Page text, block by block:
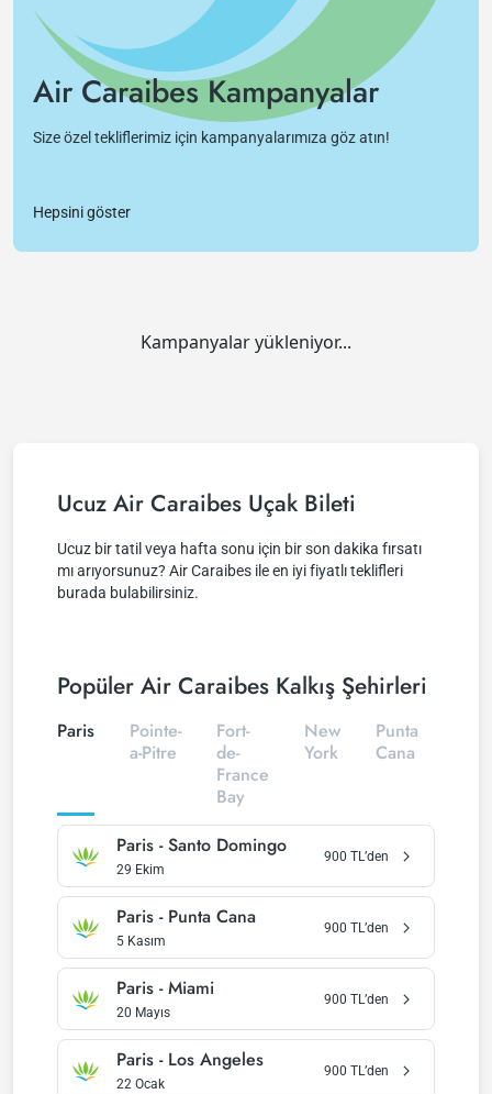
Air Caraibes Kampanyalar
Size özel tekliflerimiz için kampanyalarımıza göz atın!
Hepsini göster
Kampanyalar yükleniyor...
Ucuz Air Caraibes Uçak Bileti
Ucuz bir tatil veya hafta sonu için bir son dakika fırsatı
mı arıyorsunuz? Air Caraibes ile en iyi fiyatlı teklifleri
burada bulabilirsiniz.
Popüler Air Caraibes Kalkış Şehirleri
Paris
Pointe-
a-Pitre
Fort-
de-
France
Bay
New
York
Punta
Cana
Paris -Santo Domingo
29 Ekim
900 TL’den
Paris - Punta Cana
5 Kasım
900 TL’den
Paris -Miami
20 Mayıs
900 TL’den
Paris - Los Angeles
22 Ocak
900 TL’den